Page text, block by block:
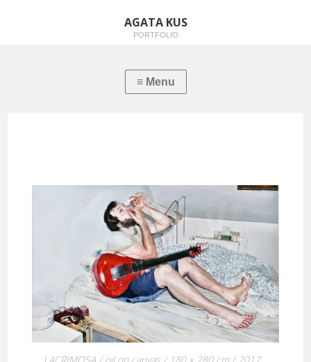
AGATA KUS
PORTFOLIO